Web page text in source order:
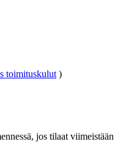
toimituskulut )
jos tilaat viimeistään